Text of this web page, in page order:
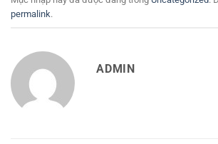
permalink.
ADMIN